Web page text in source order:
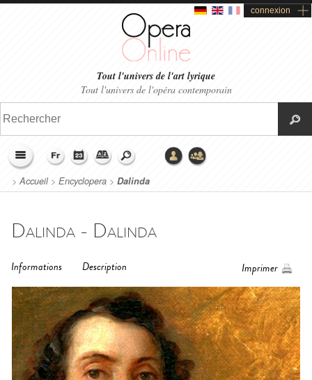
connexion
Tout l'univers de l'art lyrique
Tout l'univers de l'opéra contemporain
>Accueil> Encyclopera > Dalinda
Dalinda - Dalinda
Informations Description Imprimer